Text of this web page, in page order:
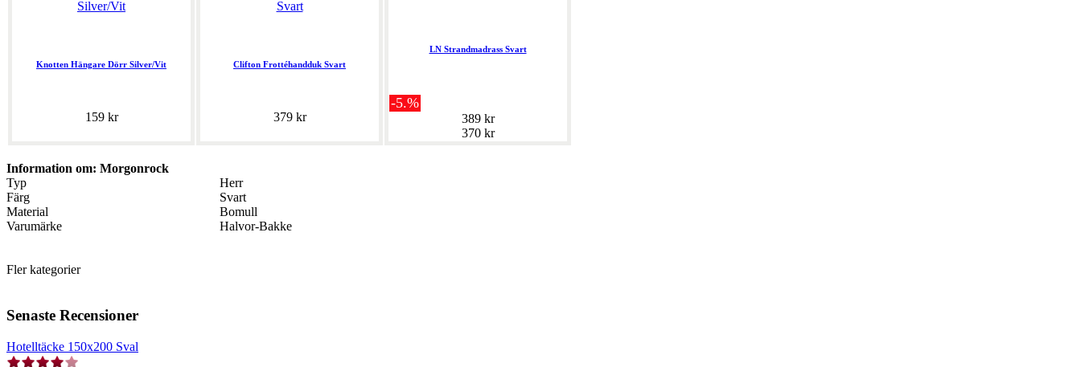
Knotten Hängare Dörr Silver/Vit
159 kr
Clifton Frottéhandduk Svart
379 kr
LN Strandmadrass Svart
-5.%
389 kr
370 kr
Information om: Morgonrock
Typ
Herr
Färg
Svart
Material
Bomull
Varumärke
Halvor-Bakke
Fler kategorier
Senaste Recensioner
Hotelltäcke 150x200 Sval